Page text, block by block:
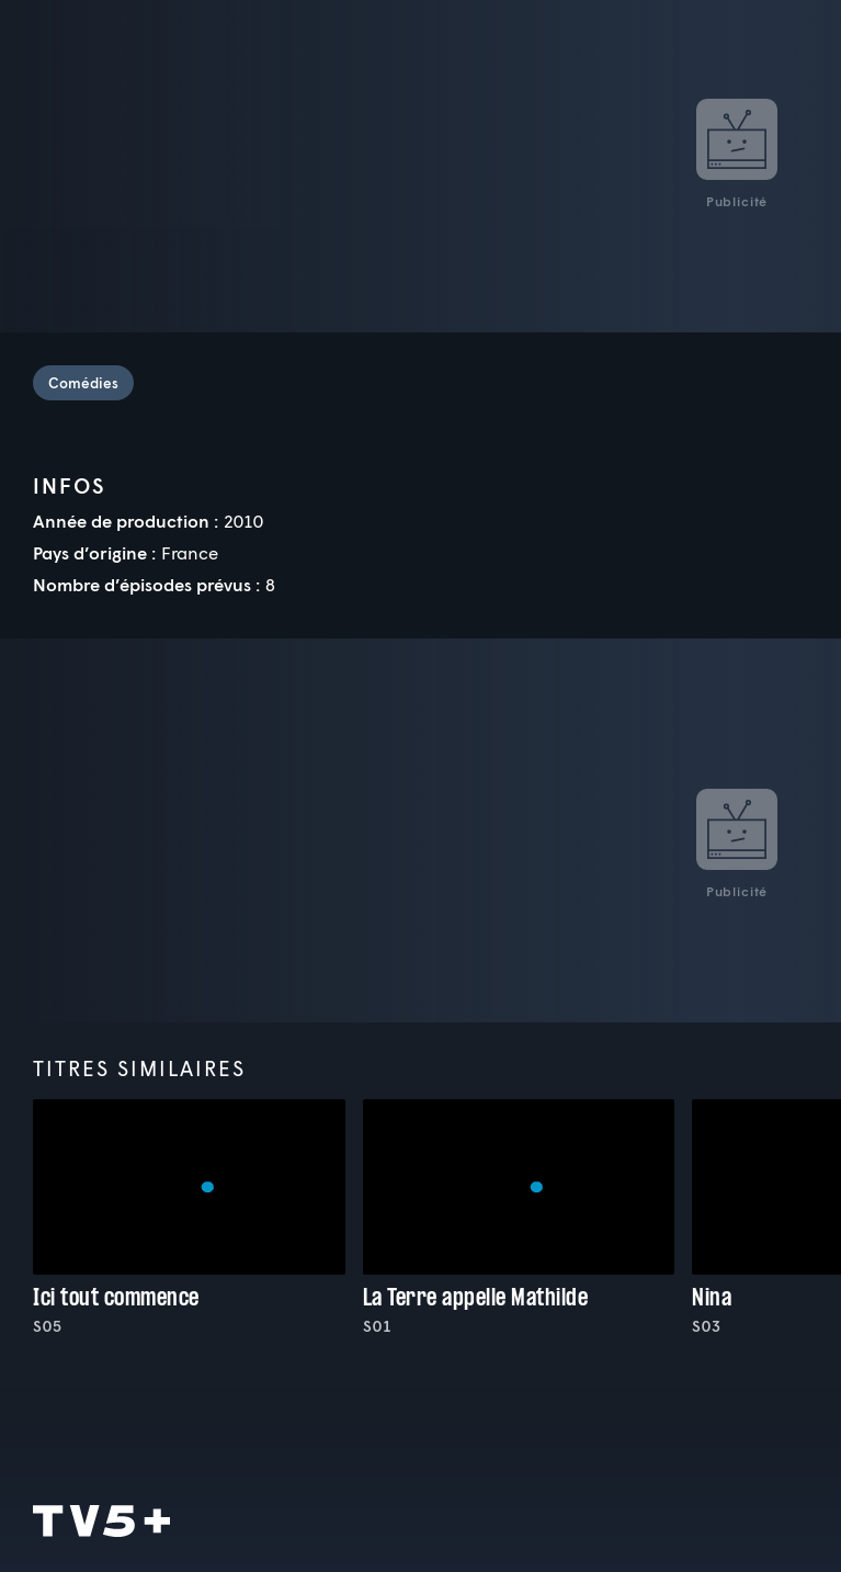
Publicité
Comédies
INFOS
Année de production : 2010
Pays d’origine : France
Nombre d’épisodes prévus : 8
Publicité
TITRES SIMILAIRES
Ici tout commence
S05
La Terre appelle Mathilde
S01
Nina
S03